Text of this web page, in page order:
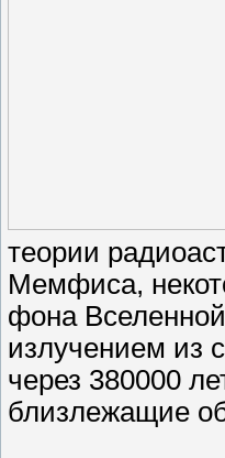
теории
Мемфиса,
фона
излучением из
через 380000
близлежащие